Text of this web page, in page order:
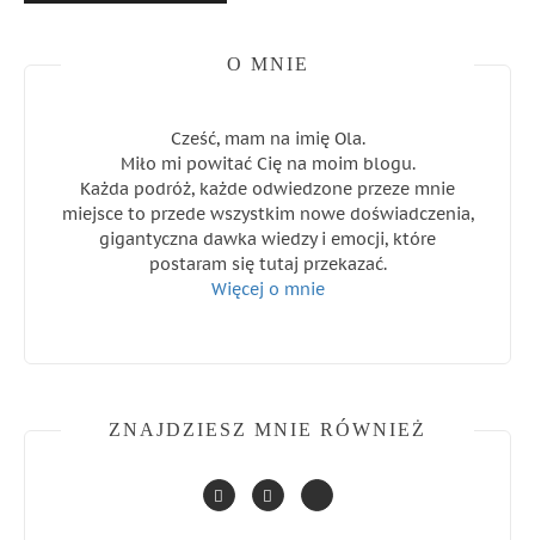
O MNIE
Cześć, mam na imię Ola.
Miło mi powitać Cię na moim blogu.
Każda podróż, każde odwiedzone przeze mnie
miejsce to przede wszystkim nowe doświadczenia,
gigantyczna dawka wiedzy i emocji, które
postaram się tutaj przekazać.
Więcej o mnie
ZNAJDZIESZ MNIE RÓWNIEŻ